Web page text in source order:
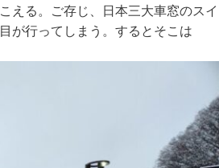
える。ご存じ、日本三大車窓のスイ
が行ってしまう。するとそこは